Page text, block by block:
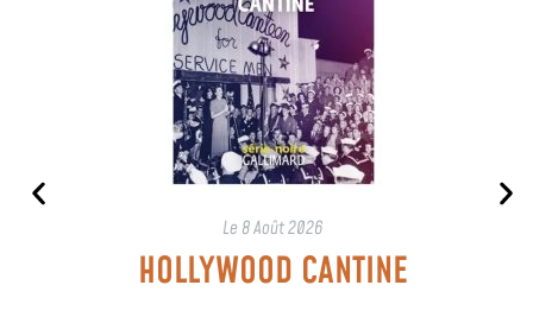
Le 8 Août 2026
HOLLYWOOD CANTINE